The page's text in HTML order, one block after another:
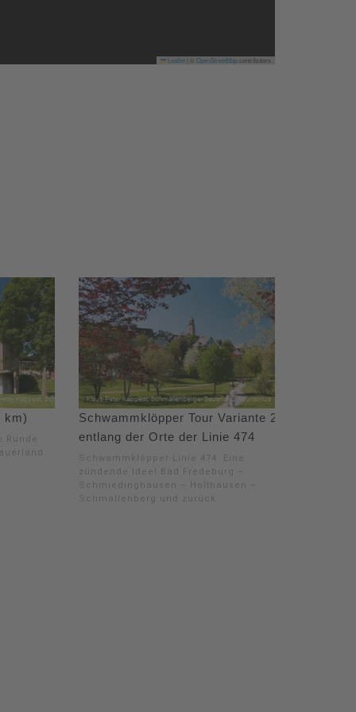
Leaflet OpenStreetMapcontributors
km)
Schwammklöpper Tour Variante 2 -
entlang der Orte der Linie 474
Schwammklöpper-Linie 474. Eine
zündende Idee! Bad Fredeburg –
Schmiedinghausen – Holthausen –
Schmallenberg und zurück.